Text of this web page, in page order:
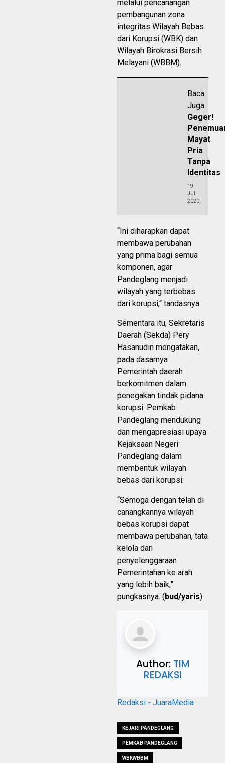
melalui pencanangan
pembangunan zona
integritas Wilayah Bebas
dari Korupsi (WBK) dan
Wilayah Birokrasi Bersih
Melayani (WBBM).
Baca
Juga
Geger!
Mayat
Pria
Tanpa
Identitas
19
JUL
2020
“Ini diharapkan dapat
membawa perubahan
yang prima bagi semua
komponen, agar
Pandeglang menjadi
wilayah yang terbebas
dari korupsi,“ tandasnya.
Sementara itu, Sekretaris
Daerah (Sekda) Pery
Hasanudin mengatakan,
pada dasarnya
Pemerintah daerah
berkomitmen dalam
penegakan tindak pidana
korupsi. Pemkab
Pandeglang mendukung
dan mengapresiasi upaya
Kejaksaan Negeri
Pandeglang dalam
membentuk wilayah
bebas dari korupsi.
“Semoga dengan telah di
canangkannya wilayah
bebas korupsi dapat
membawa perubahan, tata
kelola dan
penyelenggaraan
Pemerintahan ke arah
yang lebih baik,”
pungkasnya. (bud/yaris)
Author: TIM
REDAKSI
Redaksi - JuaraMedia
KEJARI PANDEGLANG
PEMKAB PANDEGLANG
WBKWBBM